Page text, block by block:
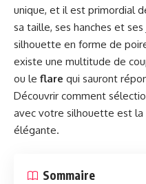
unique, et il est primordial
sa taille, ses hanches et
silhouette en forme de
existe une multitude de
ou le flare qui sauront
Découvrir comment
avec votre silhouette est la
élégante.
Sommaire